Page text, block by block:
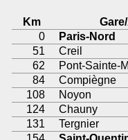
Km
0
Paris-Nord
51
Creil
62
Pont-Sainte-
84
Compiègne
108
Noyon
124
Chauny
131
Tergnier